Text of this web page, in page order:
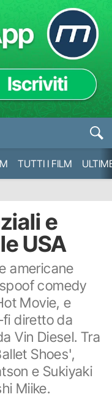
TUTTI I FILM
e
USA
americane
comedy
Movie, e
fi diretto da
Vin Diesel. Tra
Shoes',
e Sukiyaki
Miike.